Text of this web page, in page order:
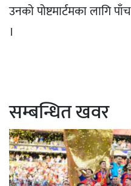
उनको पोष्टमार्टमका लागि
।
सम्बन्धित खवर